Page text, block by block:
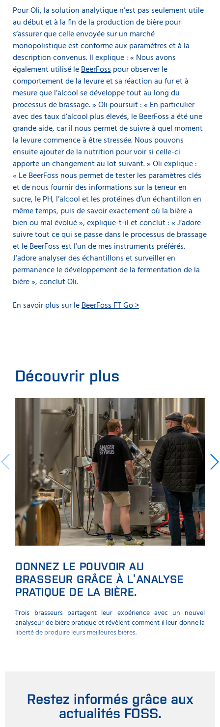
Pour Oli, la solution analytique n’est pas seulement utile
au début et à la fin de la production de bière pour
s’assurer que celle envoyée sur un marché
monopolistique est conforme aux paramètres et à la
description convenus. Il explique : « Nous avons
également utilisé leBeerFosspour observer le
comportement de la levure et sa réaction au fur et à
mesure que l’alcool se développe tout au long du
processus de brassage. » Oli poursuit : « En particulier
avec des taux d’alcool plus élevés, le BeerFoss a été une
grande aide, car il nous permet de suivre à quel moment
la levure commence à être stressée. Nous pouvons
ensuite ajouter de la nutrition pour voir si celle-ci
apporte un changement au lot suivant. » Oli explique :
« Le BeerFoss nous permet de tester les paramètres clés
et de nous fournir des informations sur la teneur en
sucre, le PH, l’alcool et les protéines d’un échantillon en
même temps, puis de savoir exactement où la bière a
bien ou mal évolué », explique-t-il et conclut : « J’adore
suivre tout ce qui se passe dans le processus de brassage
et le BeerFoss est l’un de mes instruments préférés.
J’adore analyser des échantillons et surveiller en
permanence le développement de la fermentation de la
bière », conclut Oli.
En savoir plus sur leBeerFoss FT Go >
Découvrir plus
DONNEZ LE POUVOIR AU
BRASSEUR GRÂCE À L’ANALYSE
PRATIQUE DE LA BIÈRE.
Trois brasseurs partagent leur expérience avec un nouvel
analyseur de bière pratique et révèlent comment il leur donne la
liberté de produire leurs meilleures bières.
Restez informés grâce aux
actualités FOSS.